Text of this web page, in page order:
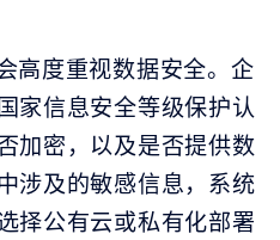
度重视数据安全。企
家信息安全等级保护认
加密，以及是否提供数
涉及的敏感信息，系统
择公有云或私有化部署